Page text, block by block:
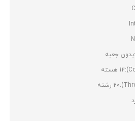
بدون جعبه
12 هسته
20 رشته